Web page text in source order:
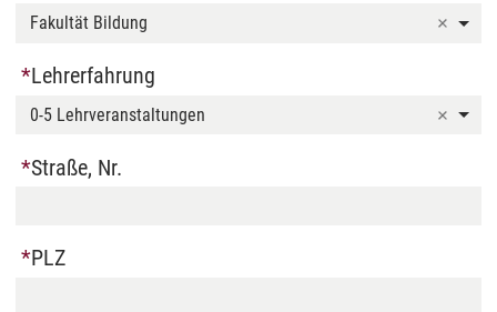
Fakultät Bildung
Lehrerfahrung
0-5 Lehrveranstaltungen
Straße, Nr.
PLZ